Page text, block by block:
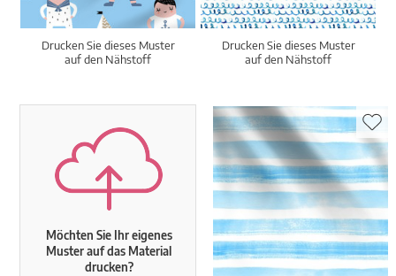
Drucken Sie dieses Muster
auf den Nähstoff
Drucken Sie dieses Muster
auf den Nähstoff
Möchten Sie Ihr eigenes
Muster auf das Material
drucken?